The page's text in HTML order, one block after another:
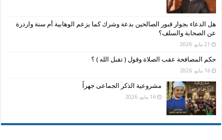
هل الدعاء بجوار قبور الصالحين بدعة وشرك كما يزعم الوهابية أم سنة واردرة
عن الصحابة والسلف؟
21 مايو، 2026
حكم المصافحة عقب الصلاة وقول ( تقبل الله ) ؟
16 مايو، 2026
مشروعية الذكر الجماعى جهراً
16 مايو، 2026